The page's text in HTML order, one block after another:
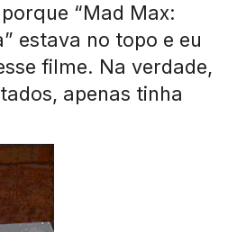
“Mad Max:
estava no topo e eu
filme. Na verdade,
apenas tinha